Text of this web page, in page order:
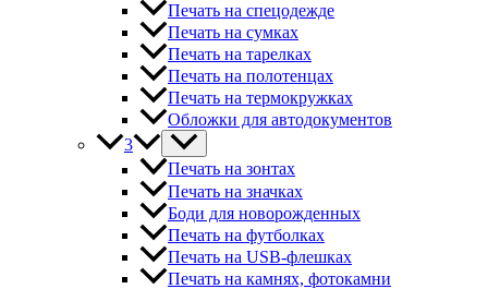
Печать на спецодежде
Печать на сумках
Печать на тарелках
Печать на полотенцах
Печать на термокружках
Обложки для автодокументов
3
Печать на зонтах
Печать на значках
Боди для новорожденных
Печать на футболках
Печать на USB-флешках
Печать на камнях, фотокамни